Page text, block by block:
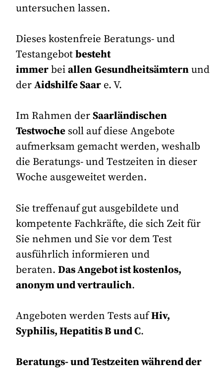
untersuchen lassen.
Dieses kostenfreie Beratungs- und
Testangebotbesteht
immerbeiallen Gesundheitsämternund
derAidshilfe Saar e. V.
Im Rahmen derSaarländischen
Testwoche soll auf diese Angebote
aufmerksam gemacht werden, weshalb
die Beratungs- und Testzeiten in dieser
Woche ausgeweitet werden.
Sie treffenauf gut ausgebildete und
kompetente Fachkräfte, die sich Zeit für
Sie nehmen und Sie vor dem Test
ausführlich informieren und
beraten.Das Angebot ist kostenlos,
anonym und vertraulich.
Angeboten werden Tests aufHiv,
Syphilis, Hepatitis B und C.
Beratungs- und Testzeiten während der